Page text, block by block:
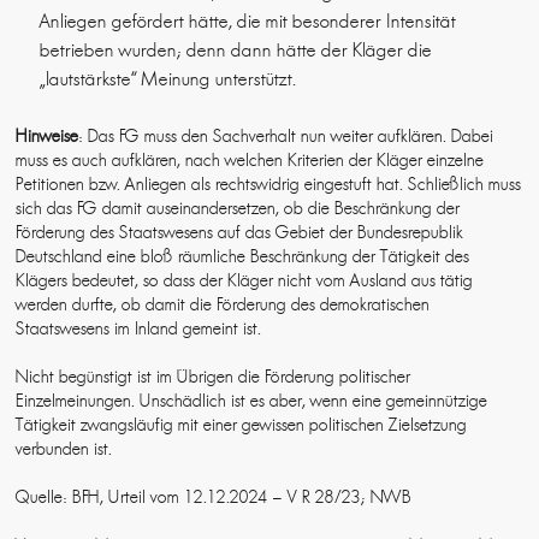
Anliegen gefördert hätte, die mit besonderer Intensität
betrieben wurden; denn dann hätte der Kläger die
„lautstärkste“ Meinung unterstützt.
Hinweise: Das FG muss den Sachverhalt nun weiter aufklären. Dabei
muss es auch aufklären, nach welchen Kriterien der Kläger einzelne
Petitionen bzw. Anliegen als rechtswidrig eingestuft hat. Schließlich muss
sich das FG damit auseinandersetzen, ob die Beschränkung der
Förderung des Staatswesens auf das Gebiet der Bundesrepublik
Deutschland eine bloß räumliche Beschränkung der Tätigkeit des
Klägers bedeutet, so dass der Kläger nicht vom Ausland aus tätig
werden durfte, ob damit die Förderung des demokratischen
Staatswesens im Inland gemeint ist.
Nicht begünstigt ist im Übrigen die Förderung politischer
Einzelmeinungen. Unschädlich ist es aber, wenn eine gemeinnützige
Tätigkeit zwangsläufig mit einer gewissen politischen Zielsetzung
verbunden ist.
Quelle: BFH, Urteil vom 12.12.2024 – V R 28/23; NWB